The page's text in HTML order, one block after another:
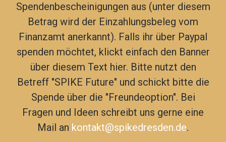
Spendenbescheinigungen aus (unter diesem
Betrag wird der Einzahlungsbeleg vom
Finanzamt anerkannt). Falls ihr über Paypal
spenden möchtet, klickt einfach den Banner
über diesem Text hier. Bitte nutzt den
Betreff "SPIKE Future" und schickt bitte die
Spende über die "Freundeoption". Bei
Fragen und Ideen schreibt uns gerne eine
Mail an kontakt@spikedresden.de.